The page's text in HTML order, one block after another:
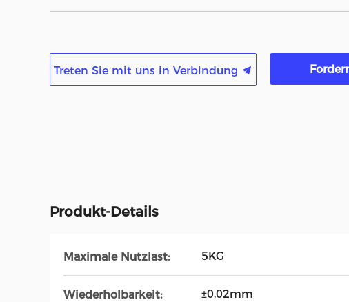
Treten Sie mit uns in Verbindung
Produkt-Details
Maximale Nutzlast: 5KG
Wiederholbarkeit: ±0.02mm